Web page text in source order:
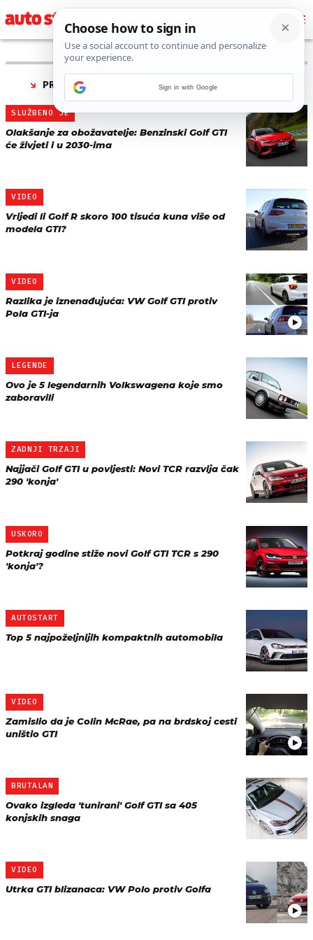
PRONAĐENO 11 REZULTATA ZA TAG “
SLUŽBENO JE
Olakšanje za obožavatelje: Benzinski Golf GTI
će živjeti i u 2030-ima
VIDEO
Vrijedi li Golf R skoro 100 tisuća kuna više od
modela GTI?
VIDEO
Razlika je iznenađujuća: VW Golf GTI protiv
Pola GTI-ja
LEGENDE
Ovo je 5 legendarnih Volkswagena koje smo
zaboravili
ZADNJI TRZAJI
Najjači Golf GTI u povijesti: Novi TCR razvija čak
290 'konja'
USKORO
Potkraj godine stiže novi Golf GTI TCR s 290
'konja'?
AUTOSTART
Top 5 najpoželjnijih kompaktnih automobila
VIDEO
Zamislio da je Colin McRae, pa na brdskoj cesti
uništio GTI
BRUTALAN
Ovako izgleda 'tunirani' Golf GTI sa 405
konjskih snaga
VIDEO
Utrka GTI blizanaca: VW Polo protiv Golfa
Sign in with Google